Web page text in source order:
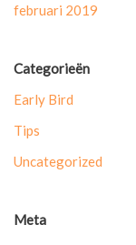
februari 2019
Categorieën
Early Bird
Tips
Uncategorized
Meta